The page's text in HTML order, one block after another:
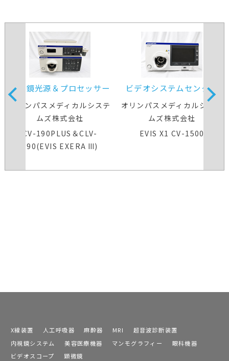
内視鏡光源＆プロセッサー
装置
オリンパスメディカルシステ
ムズ株式会社
CV-190PLUS＆CLV-
190(EVIS EXERA Ⅲ)
ビデオシステムセンター
オリンパスメディカルシステ
ムズ株式会社
EVIS X1 CV-1500
X線装置 人工呼吸器 麻酔器 MRI
超音波診断装置
内視鏡システム
美容医療機器 マンモグラフィー
眼科機器
ビデオスコープ
顕微鏡